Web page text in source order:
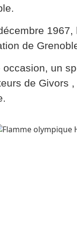
de
occasion, un
de Givors